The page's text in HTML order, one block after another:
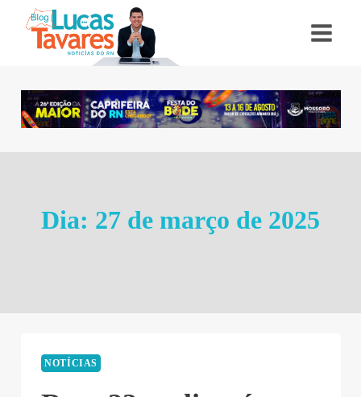
Dia: 27 de março de 2025
NOTÍCIAS